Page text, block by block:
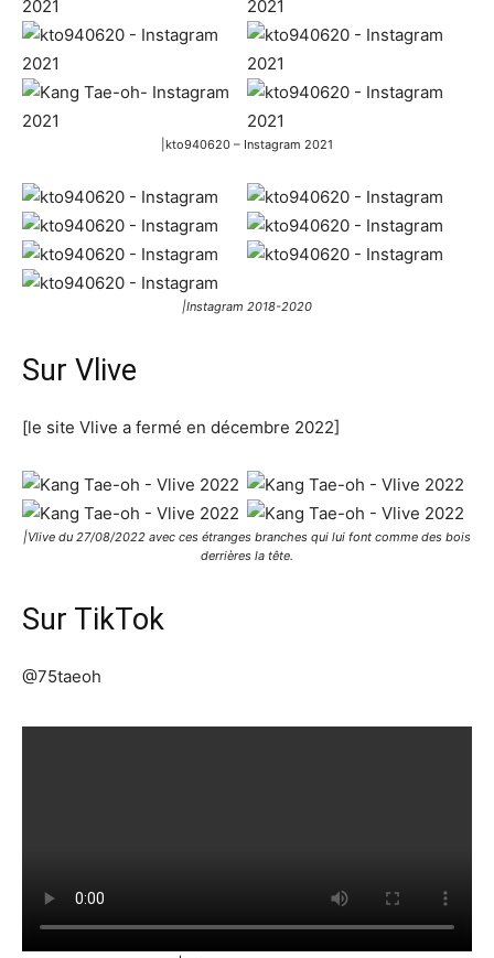
|kto940620 – Instagram 2021
|Instagram 2018-2020
Sur Vlive
[le site Vlive a fermé en décembre 2022]
|Vlive du 27/08/2022 avec ces étranges branches qui lui font comme des bois
derrières la tête.
Sur TikTok
@75taeoh